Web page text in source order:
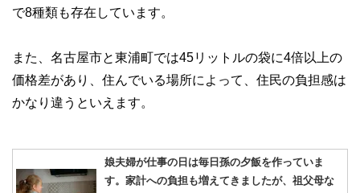
で8種類も存在しています。
また、名古屋市と東浦町では45リットルの袋に4倍以上の
価格差があり、住んでいる場所によって、住民の負担感は
かなり違うといえます。
娘夫婦が仕事の日は毎日孫の夕飯を作っていま
す。家計への負担も増えてきましたが、祖父母な